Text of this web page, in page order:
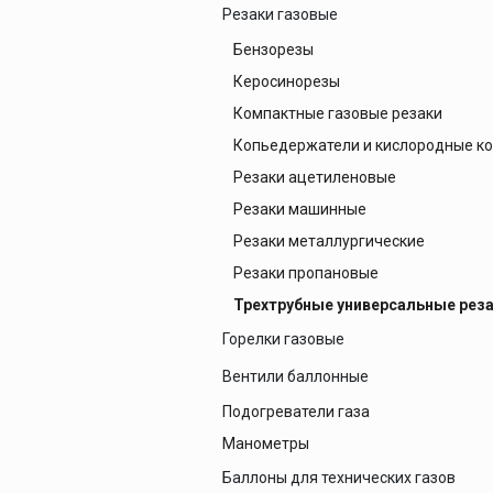
Магнитные
Тележки
Редукторы аммиачные
Редукторы аргоновые
Редукторы ацетиленовые
Редукторы водородные
Редукторы воздушные
Редукторы гелиевые
Редукторы двухступенчатые
Редукторы для сатурации пива
Редукторы кислородные
Редукторы пропановые
Резаки газовые
Бензорезы
Керосинорезы
Компактные газовые резаки
Копьедержатели и кислородные
Резаки ацетиленовые
Резаки машинные
Резаки металлургические
Резаки пропановые
Трехтрубные универсальные
Горелки газовые
Горелка кольцевая для тел
Горелки ацетиленовые
Горелки газовоздушные
Вентили баллонные
Вентили аммиачные
Вентили ацетиленовые
Вентили водородные
Подогреватели газа
Манометры
Баллоны для технических газов